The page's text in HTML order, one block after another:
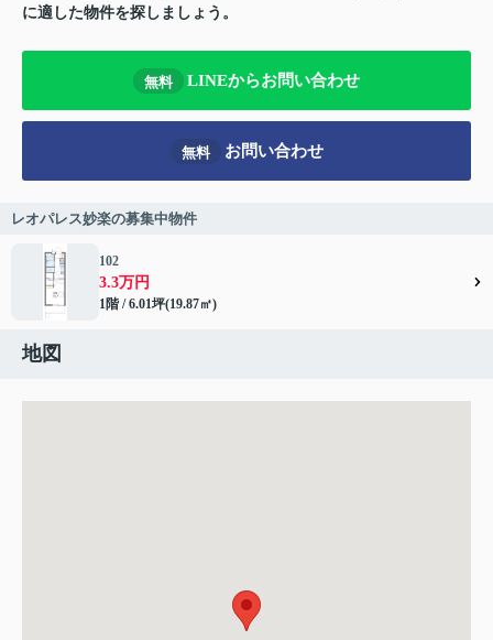
に適した物件を探しましょう。
無料 LINEからお問い合わせ
無料 お問い合わせ
レオパレス妙楽の募集中物件
102
3.3万円
1階 / 6.01坪(19.87㎡)
地図